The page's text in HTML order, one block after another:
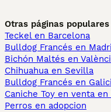
Otras páginas populares
Teckel en Barcelona
Bulldog Francés en
Bichón Maltés en
Chihuahua en Sevilla
Bulldog Francés en
Caniche Toy en venta
Perros en adopcion